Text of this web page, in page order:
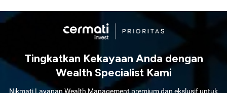
Tingkatkan Kekayaan Anda dengan
Wealth Specialist Kami
Nikmati Layanan Wealth Management premium dan ekslusif untuk